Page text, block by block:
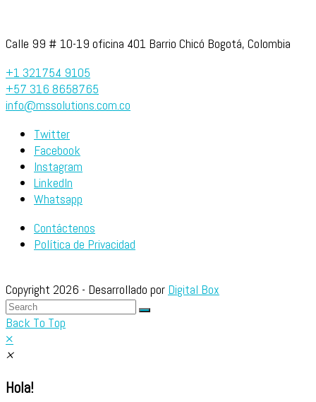
Calle 99 # 10-19 oficina 401 Barrio Chicó Bogotá, Colombia
+1 321754 9105
+57 316 8658765
info@mssolutions.com.co
Twitter
Facebook
Instagram
LinkedIn
Whatsapp
Contáctenos
Política de Privacidad
Copyright 2026 - Desarrollado por Digital Box
Back To Top
×
×
Hola!